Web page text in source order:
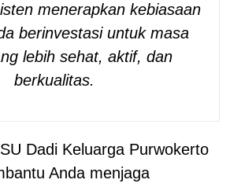
menerapkan kebiasaan
berinvestasi untuk masa
lebih sehat, aktif, dan
berkualitas.
Dadi Keluarga Purwokerto
Anda menjaga